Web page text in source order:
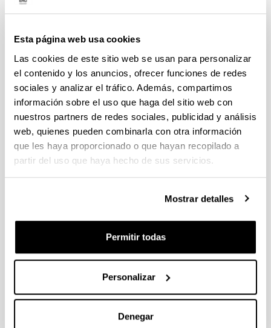
Esta página web usa cookies
Las cookies de este sitio web se usan para personalizar
el contenido y los anuncios, ofrecer funciones de redes
sociales y analizar el tráfico. Además, compartimos
información sobre el uso que haga del sitio web con
nuestros partners de redes sociales, publicidad y análisis
web, quienes pueden combinarla con otra información
que les haya proporcionado o que hayan recopilado a
partir del uso que haya hecho de sus servicios.
Mostrar detalles
Permitir todas
Personalizar
Denegar
(Abre una nueva ventana)
Solicitud de codirección de tesis doctoral(PDF,
(DOC, 385,50KB )
(Abre una nueva ventana)
Acuerdo de la Comisión Académica del
Programa de Doctorado por la que se aprueba
la codirección de Tesis Doctoral(DOCX , 56,10
KB)
(Abre una nueva ventana)
Solicitud de cambio de tutor/a (tutores/as)
( PDF, 83,09KB )
Solicitud de cambio de tutor (doctorandos/as)
(Abre una nueva ventana)
Solicitud de cambio de director/a (directores/as)
(doctorandos/as)(PDF, 84,19
PDF, 55,16